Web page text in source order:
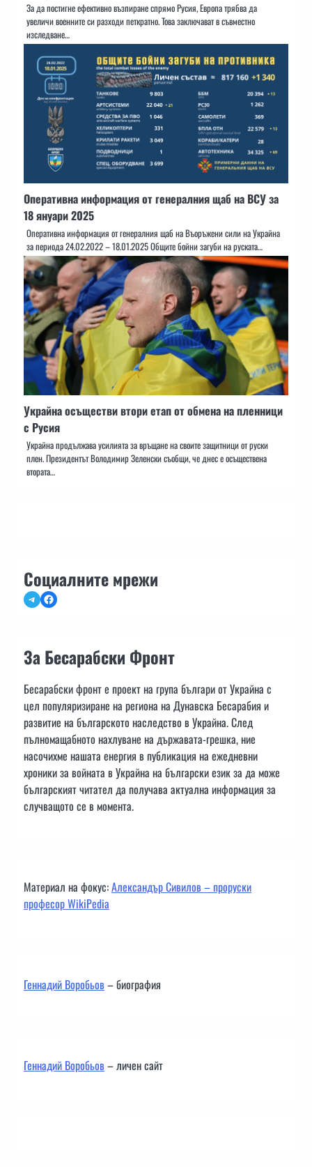
За да постигне ефективно възпиране спрямо Русия, Европа трябва да
увеличи военните си разходи петкратно. Това заключават в съвместно
изследване…
Оперативна информация от генералния щаб на ВСУ за
18 януари 2025
Оперативна информация от генералния щаб на Въоръжени сили на Украйна
за периода 24.02.2022 – 18.01.2025 Общите бойни загуби на руската…
Украйна осъществи втори етап от обмена на пленници
с Русия
Украйна продължава усилията за връщане на своите защитници от руски
плен. Президентът Володимир Зеленски съобщи, че днес е осъществена
втората…
Социалните мрежи
TelegramFacebook
За Бесарабски Фронт
Бесарабски фронт е проект на група българи от Украйна с
цел популяризиране на региона на Дунавска Бесарабия и
развитие на българското наследство в Украйна. След
пълномащабното нахлуване на държавата-грешка, ние
насочихме нашата енергия в публикация на ежедневни
хроники за войната в Украйна на български език за да може
българският читател да получава актуална информация за
случващото се в момента.
Материал на фокус:Александър Сивилов – проруски
професор WikiPedia
Геннадий Воробьов– биография
Геннадий Воробьов– личен сайт